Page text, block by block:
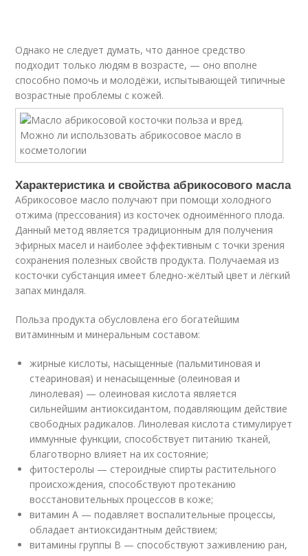
Однако не следует думать, что данное средство
подходит только людям в возрасте, — оно вполне
способно помочь и молодёжи, испытывающей типичные
возрастные проблемы с кожей.
Характеристика и свойства абрикосового масла
Абрикосовое масло получают при помощи холодного
отжима (прессования) из косточек одноимённого плода.
Данный метод является традиционным для получения
эфирных масел и наиболее эффективным с точки зрения
сохранения полезных свойств продукта. Получаемая из
косточки субстанция имеет бледно-жёлтый цвет и лёгкий
запах миндаля.
Польза продукта обусловлена его богатейшим
витаминным и минеральным составом:
жирные кислоты, насыщенные (пальмитиновая и
стеариновая) и ненасыщенные (олеиновая и
линолевая) — олеиновая кислота является
сильнейшим антиоксидантом, подавляющим действие
свободных радикалов. Линолевая кислота стимулирует
иммунные функции, способствует питанию тканей,
благотворно влияет на их состояние;
фитостеролы — стероидные спирты растительного
происхождения, способствуют протеканию
восстановительных процессов в коже;
витамин А — подавляет воспалительные процессы,
обладает антиоксидантным действием;
витамины группы В — способствуют заживлению ран,